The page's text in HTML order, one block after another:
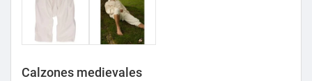
Calzones medievales